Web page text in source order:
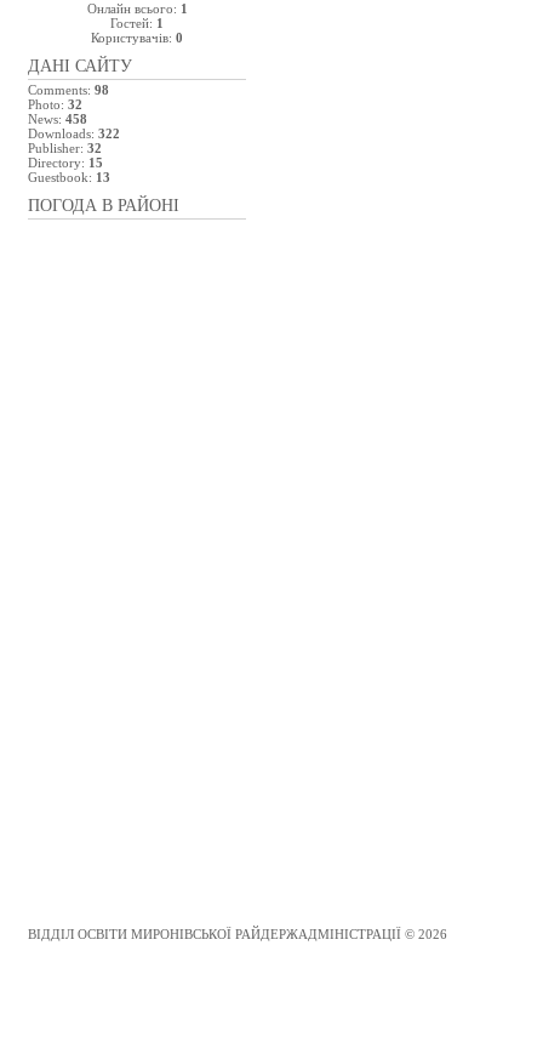
Онлайн всього: 1
Гостей: 1
Користувачів: 0
ДАНІ САЙТУ
Comments: 98
Photo: 32
News: 458
Downloads: 322
Publisher: 32
Directory: 15
Guestbook: 13
ПОГОДА В РАЙОНІ
ВІДДІЛ ОСВІТИ МИРОНІВСЬКОЇ РАЙДЕРЖАДМІНІСТРАЦІЇ © 2026